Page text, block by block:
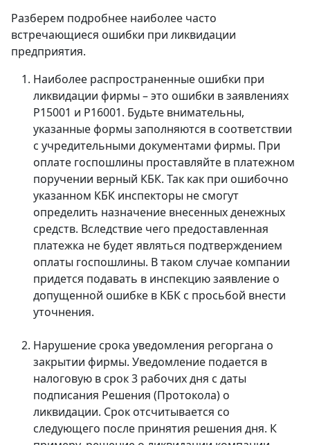
Разберем подробнее наиболее часто
встречающиеся ошибки при ликвидации
предприятия.
Наиболее распространенные ошибки при
ликвидации фирмы – это ошибки в заявлениях
Р15001 и Р16001. Будьте внимательны,
указанные формы заполняются в соответствии
с учредительными документами фирмы. При
оплате госпошлины проставляйте в платежном
поручении верный КБК. Так как при ошибочно
указанном КБК инспекторы не смогут
определить назначение внесенных денежных
средств. Вследствие чего предоставленная
платежка не будет являться подтверждением
оплаты госпошлины. В таком случае компании
придется подавать в инспекцию заявление о
допущенной ошибке в КБК с просьбой внести
уточнения.
Нарушение срока уведомления регоргана о
закрытии фирмы. Уведомление подается в
налоговую в срок 3 рабочих дня с даты
подписания Решения (Протокола) о
ликвидации. Срок отсчитывается со
следующего после принятия решения дня. К